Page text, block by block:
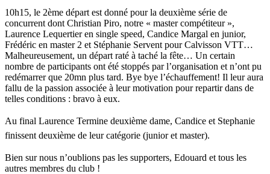
10h15, le 2ème départ est donné pour la deuxième série de
concurrent dont Christian Piro, notre « master compétiteur »,
Laurence Lequertier en single speed, Candice Margal en junior,
Frédéric en master 2 et Stéphanie Servent pour Calvisson VTT…
Malheureusement, un départ raté à taché la fête… Un certain
nombre de participants ont été stoppés par l’organisation et n’ont pu
redémarrer que 20mn plus tard. Bye bye l’échauffement! Il leur aura
fallu de la passion associée à leur motivation pour repartir dans de
telles conditions : bravo à eux.
Au final Laurence Termine deuxième dame, Candice et Stephanie
finissent deuxième de leur catégorie (junior et master).
Bien sur nous n’oublions pas les supporters, Edouard et tous les
autres membres du club !